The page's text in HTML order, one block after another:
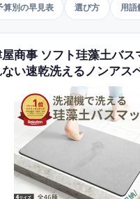
の折りたたみ式まで、素材バリ
構成にまとめました。アスベス
、ご家庭の浴室環境に合う1枚を
います。
算別の早見表 選び方 用語
商事 ソフト珪藻土バス
い速乾洗えるノンアス